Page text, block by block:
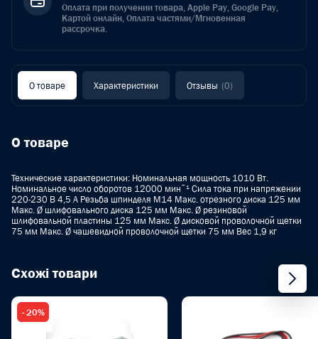
Оплата при получении товара, Apple Pay, Google Pay,
Картой онлайн, Оплата частями/Мгновенная
рассрочка.
О товаре Характеристики Отзывы (0)
О товаре
Технические характеристики: Номинальная мощность 1010 Вт.
Номинальное число оборотов 12000 минˉ¹ Сила тока при напряжении
220-230 В 4,5 A Резьба шпинделя M14 Макс. отрезного диска 125 мм
Макс. Ø шлифовального диска 125 мм Макс. Ø резиновой
шлифовальной пластины 125 мм Макс. Ø дисковой проволочной щетки
75 мм Макс. Ø чашевидной проволочной щетки 75 мм Вес 1,9 кг
Схожі товари
- 20%